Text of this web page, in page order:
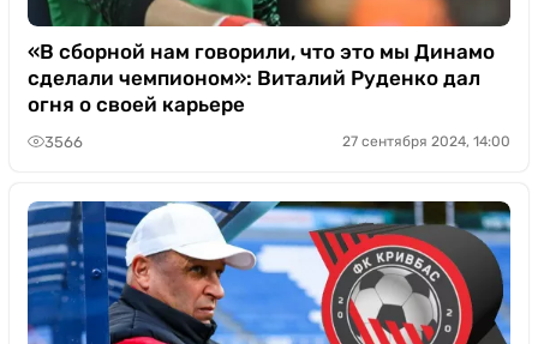
«В сборной нам говорили, что это мы Динамо
сделали чемпионом»: Виталий Руденко дал
огня о своей карьере
3566 27 сентября 2024, 14:00